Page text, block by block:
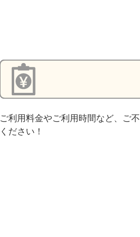
ご利用料金やご利用時間など、ご
ください！